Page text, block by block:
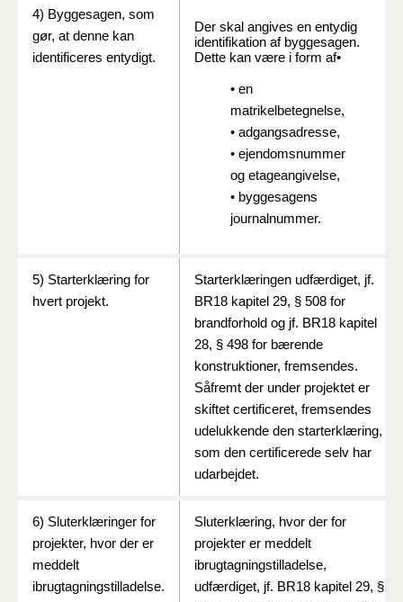
4) Byggesagen, som
gør, at denne kan
identificeres entydigt.
Der skal angives en entydig
identifikation af byggesagen.
Dette kan være i form af•
• en
matrikelbetegnelse,
• adgangsadresse,
• ejendomsnummer
og etageangivelse,
• byggesagens
journalnummer.
5) Starterklæring for
hvert projekt.
Starterklæringen udfærdiget, jf.
BR18 kapitel 29, § 508 for
brandforhold og jf. BR18 kapitel
28, § 498 for bærende
konstruktioner, fremsendes.
Såfremt der under projektet er
skiftet certificeret, fremsendes
udelukkende den starterklæring,
som den certificerede selv har
udarbejdet.
6) Sluterklæringer for
projekter, hvor der er
meddelt
ibrugtagningstilladelse.
Sluterklæring, hvor der for
projekter er meddelt
ibrugtagningstilladelse,
udfærdiget, jf. BR18 kapitel 29, §